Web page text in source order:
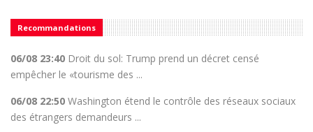
Recommandations
06/08 23:40 Droit du sol: Trump prend un décret censé
empêcher le «tourisme des ...
06/08 22:50 Washington étend le contrôle des réseaux sociaux
des étrangers demandeurs ...